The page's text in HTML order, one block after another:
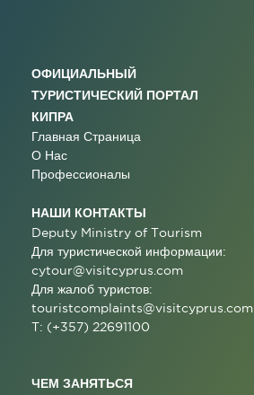
ОФИЦИАЛЬНЫЙ
ТУРИСТИЧЕСКИЙ ПОРТАЛ
КИПРА
Главная Страница
О Нас
Профессионалы
НАШИ КОНТАКТЫ
Deputy Ministry of Tourism
Для туристической информации:
cytour@visitcyprus.com
Для жалоб туристов:
touristcomplaints@visitcyprus.com
T: (+357) 22691100
ЧЕМ ЗАНЯТЬСЯ